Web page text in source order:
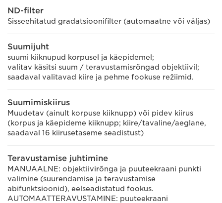
ND-filter
Sisseehitatud gradatsioonifilter (automaatne või väljas)
Suumijuht
suumi kiiknupud korpusel ja käepidemel;
valitav käsitsi suum / teravustamisrõngad objektiivil;
saadaval valitavad kiire ja pehme fookuse režiimid.
Suumimiskiirus
Muudetav (ainult korpuse kiiknupp) või pidev kiirus
(korpus ja käepideme kiiknupp; kiire/tavaline/aeglane,
saadaval 16 kiirusetaseme seadistust)
Teravustamise juhtimine
MANUAALNE: objektiivirõnga ja puuteekraani punkti
valimine (suurendamise ja teravustamise
abifunktsioonid), eelseadistatud fookus.
AUTOMAATTERAVUSTAMINE: puuteekraani